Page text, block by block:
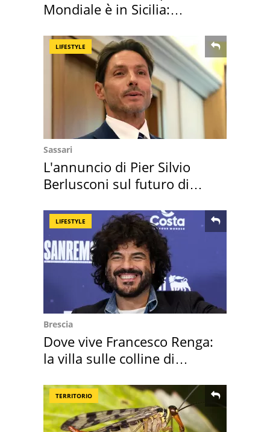
Mondiale è in Sicilia:
LIFESTYLE
Sassari
L'annuncio di Pier Silvio
Berlusconi sul futuro di
LIFESTYLE
Brescia
Dove vive Francesco Renga:
la villa sulle colline di
TERRITORIO